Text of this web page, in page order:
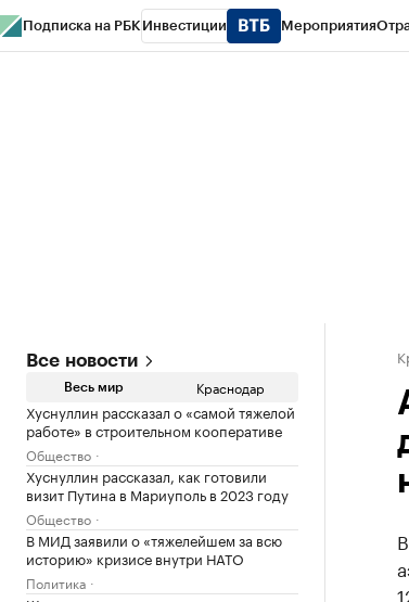
Подписка на РБК Инвестиции Мероприятия
Все новости
Весь мир Краснодар
Хуснуллин рассказал о «самой тяжелой
работе» в строительном кооперативе
Общество
Хуснуллин рассказал, как готовили
визит Путина в Мариуполь в 2023 году
Общество
В МИД заявили о «тяжелейшем за всю
историю» кризисе внутри НАТО
Политика